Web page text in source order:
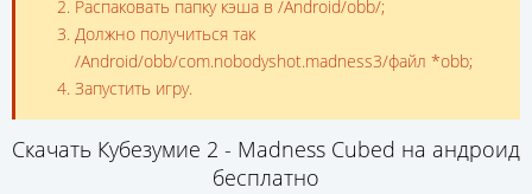
Распаковать папку кэша в /Android/obb/;
Должно получиться так
/Android/obb/com.nobodyshot.madness3/файл *obb;
Запустить игру.
Скачать Кубезумие 2 - Madness Cubed на андроид
бесплатно